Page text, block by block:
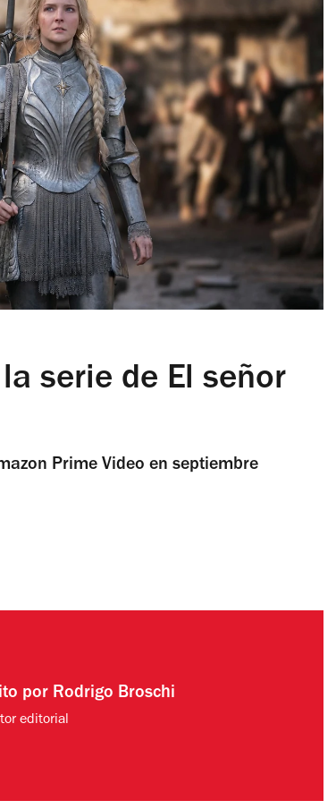
serie de El señor
Prime Video en septiembre
por Rodrigo Broschi
editorial